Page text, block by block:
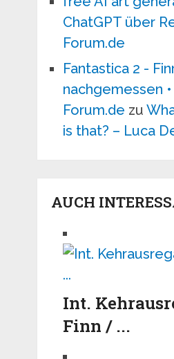
ChatGPT über
Forum.de
Fantastica 2 -
nachgemessen
Forum.de zu
is that? – Luca
AUCH
Int.
Finn / ...